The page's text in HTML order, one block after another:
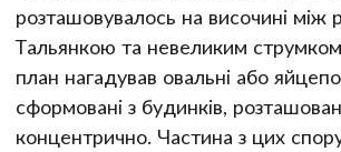
розташовувалось на височині між
Тальянкою та невеликим
план нагадував овальні або
сформовані з будинків,
концентрично. Частина з цих